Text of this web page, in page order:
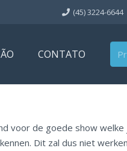
(45) 3224-6644
CONTATO
voor de goede show
Dit zal dus niet